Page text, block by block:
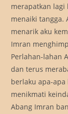
merapatkan
menaiki tangga.
menarik aku
Imran
Perlahan-lahan
dan terus
berlaku apa-
menikmati
Abang Imran